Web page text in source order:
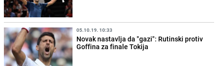
05.10.19. 10:33
Novak nastavlja da "gazi": Rutinski protiv
Goffina za finale Tokija